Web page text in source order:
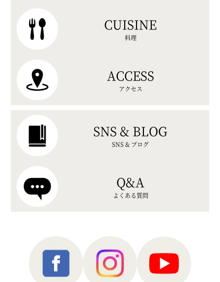
CUISINE
料理
ACCESS
アクセス
SNS & BLOG
SNS & ブログ
Q&A
よくある質問